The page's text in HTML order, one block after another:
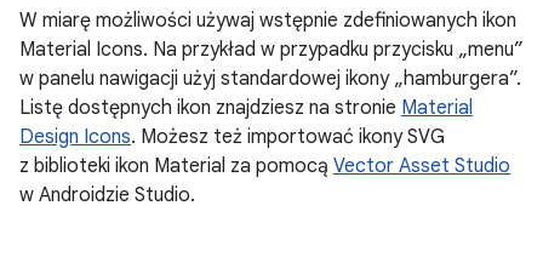
W miarę możliwości używaj wstępnie zdefiniowanych ikon
Material Icons. Na przykład w przypadku przycisku „menu”
w panelu nawigacji użyj standardowej ikony „hamburgera”.
Listę dostępnych ikon znajdziesz na stronie Material
Design Icons. Możesz też importować ikony SVG
z biblioteki ikon Material za pomocą Vector Asset Studio
w Androidzie Studio.